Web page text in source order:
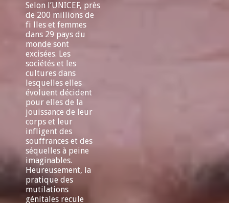
Selon l’UNICEF, près
de 200 millions de
fi lles et femmes
dans 29 pays du
monde sont
excisées. Les
sociétés et les
cultures dans
lesquelles elles
évoluent décident
pour elles de la
jouissance de leur
corps et leur
infligent des
souffrances et des
séquelles à peine
imaginables.
Heureusement, la
pratique des
mutilations
génitales recule